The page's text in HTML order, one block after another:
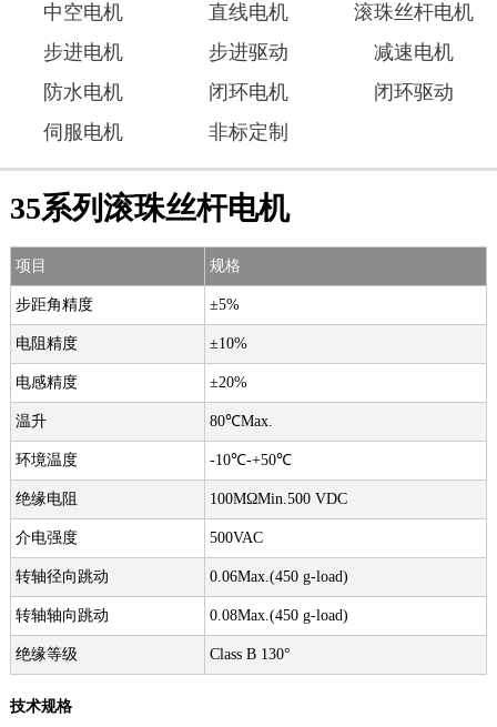
中空电机 直线电机
滚珠丝杆电机
步进电机
步进驱动
减速电机
防水电机
闭环电机
闭环驱动
伺服电机
非标定制
35系列滚珠丝杆电机
项目 规格
步距角精度 ±5%
电阻精度 ±10%
电感精度 ±20%
温升 80℃Max.
环境温度 -10℃-+50℃
绝缘电阻 100MΩMin.500 VDC
介电强度 500VAC
转轴径向跳动 0.06Max.(450 g-load)
转轴轴向跳动 0.08Max.(450 g-load)
绝缘等级 Class B 130°
技术规格